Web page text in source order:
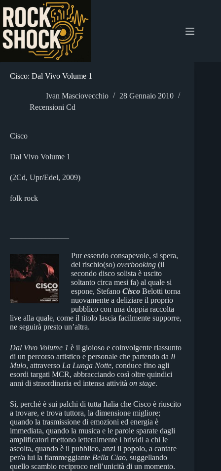
contenuto
Cisco: Dal Vivo Volume 1
Ivan Masciovecchio
28 Gennaio 2010
Recensioni Cd
Cisco
Dal Vivo Volume 1
(2Cd, Upr/Edel, 2009)
folk rock
Pur essendo consapevole, si spera,
del rischio(so) overbooking (il
secondo disco solista è uscito
soltanto circa mesi fa) al quale si
espone, Stefano Cisco Belotti torna
nuovamente a deliziare il proprio
pubblico con una doppia raccolta
live alla quale, come il titolo lascia facilmente supporre,
ne seguirà presto un’altra.
Dal Vivo Volume 1 è il gioioso e coinvolgente riassunto
di un percorso artistico e personale che partendo da Il
Mulo, attraverso La Lunga Notte, conduce fino agli
esordi targati MCR, abbracciando così oltre quindici
anni di straordinaria ed intensa attività on stage.
Sì, perché è sui palchi di tutta Italia che Cisco è riuscito
a trovare, e trova tuttora, la dimensione migliore;
quando la trasmissione di emozioni ed energia è
immediata, quando la musica e le parole sparate dagli
amplificatori mettono letteralmente i brividi a chi le
ascolta, quando è il pubblico, anzi il popolo, a cantare
per/a lui la fiammeggiante Bella Ciao, suggellando
quello scambio reciproco nell’unicità di un momento.